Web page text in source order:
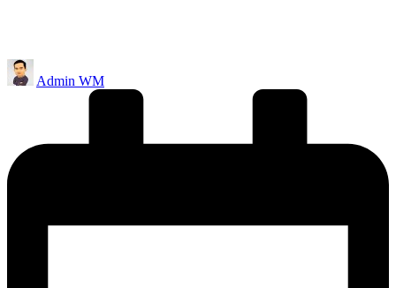
Posted
by
Admin WM